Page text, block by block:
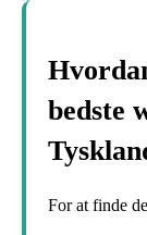
bedste
For at finde